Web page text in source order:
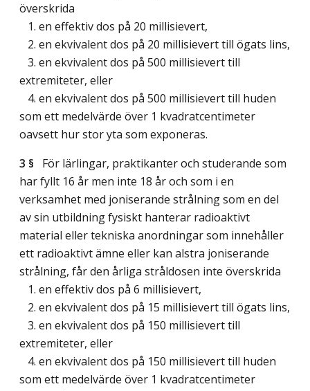
överskrida
1. en effektiv dos på 20 millisievert,
2. en ekvivalent dos på 20 millisievert till ögats lins,
3. en ekvivalent dos på 500 millisievert till
extremiteter, eller
4. en ekvivalent dos på 500 millisievert till huden
som ett medelvärde över 1 kvadratcentimeter
oavsett hur stor yta som exponeras.
3 § För lärlingar, praktikanter och studerande som
har fyllt 16 år men inte 18 år och som i en
verksamhet med joniserande strålning som en del
av sin utbildning fysiskt hanterar radioaktivt
material eller tekniska anordningar som innehåller
ett radioaktivt ämne eller kan alstra joniserande
strålning, får den årliga stråldosen inte överskrida
1. en effektiv dos på 6 millisievert,
2. en ekvivalent dos på 15 millisievert till ögats lins,
3. en ekvivalent dos på 150 millisievert till
extremiteter, eller
4. en ekvivalent dos på 150 millisievert till huden
som ett medelvärde över 1 kvadratcentimeter